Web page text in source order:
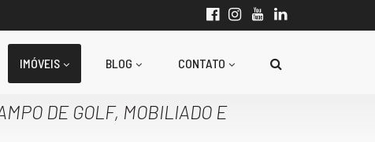
IMÓVEIS BLOG CONTATO
DE GOLF, MOBILIADO E